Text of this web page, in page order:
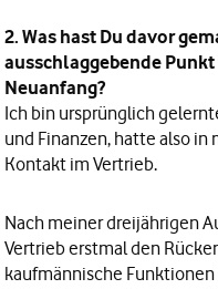
2. Was hast Du davor
ausschlaggebende
Neuanfang?
Ich bin ursprünglich
und Finanzen, hatte also
Kontakt im Vertrieb.
Nach meiner dreijährigen
Vertrieb erstmal den
kaufmännische